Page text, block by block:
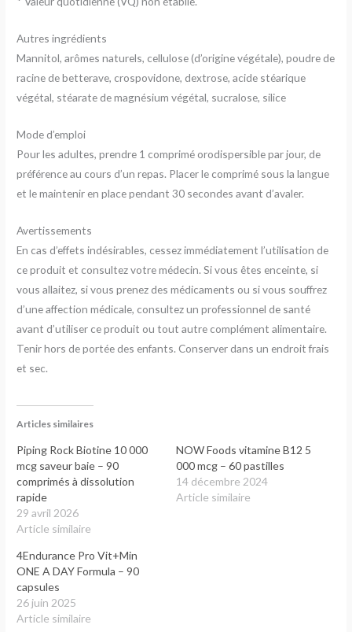
Autres ingrédients
Mannitol, arômes naturels, cellulose (d’origine végétale), poudre de
racine de betterave, crospovidone, dextrose, acide stéarique
végétal, stéarate de magnésium végétal, sucralose, silice
Mode d’emploi
Pour les adultes, prendre 1 comprimé orodispersible par jour, de
préférence au cours d’un repas. Placer le comprimé sous la langue
et le maintenir en place pendant 30 secondes avant d’avaler.
Avertissements
En cas d’effets indésirables, cessez immédiatement l’utilisation de
ce produit et consultez votre médecin. Si vous êtes enceinte, si
vous allaitez, si vous prenez des médicaments ou si vous souffrez
d’une affection médicale, consultez un professionnel de santé
avant d’utiliser ce produit ou tout autre complément alimentaire.
Tenir hors de portée des enfants. Conserver dans un endroit frais
et sec.
Articles similaires
Piping Rock Biotine 10 000
mcg saveur baie – 90
comprimés à dissolution
rapide
29 avril 2026
Article similaire
NOW Foods vitamine B12 5
000 mcg – 60 pastilles
14 décembre 2024
Article similaire
4Endurance Pro Vit+Min
ONE A DAY Formula – 90
capsules
26 juin 2025
Article similaire